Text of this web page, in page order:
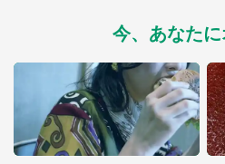
選択す
今、あなた